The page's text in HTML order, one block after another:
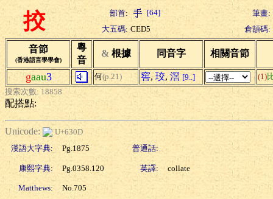
挍 部首: [64]
筆畫:
大五碼: CED5 倉頡碼:
音節
(香港語言學學會)
粵
音
& 根據 同音字 相關音節
gaau3 何(p.21) 窖, 珓, 滘 [9..] (1)
搜索次數: 18858
配搭點:
Unicode:
U+630D
漢語大字典:
Pg.1875 普通話:
康熙字典: Pg.0358.120 英譯: collate
Matthews: No.705